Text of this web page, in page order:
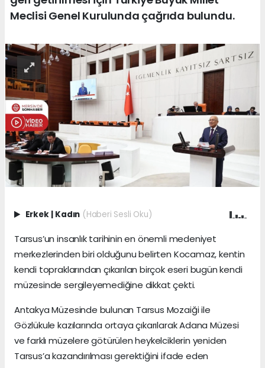
Meclisi Genel Kurulunda çağrıda bulundu.
Erkek | Kadın (Haberi Sesli Oku)
Tarsus’un insanlık tarihinin en önemli medeniyet
merkezlerinden biri olduğunu belirten Kocamaz, kentin
kendi topraklarından çıkarılan birçok eseri bugün kendi
müzesinde sergileyemediğine dikkat çekti.
Antakya Müzesinde bulunan Tarsus Mozaiği ile
Gözlükule kazılarında ortaya çıkarılarak Adana Müzesi
ve farklı müzelere götürülen heykelciklerin yeniden
Tarsus’a kazandırılması gerektiğini ifade eden